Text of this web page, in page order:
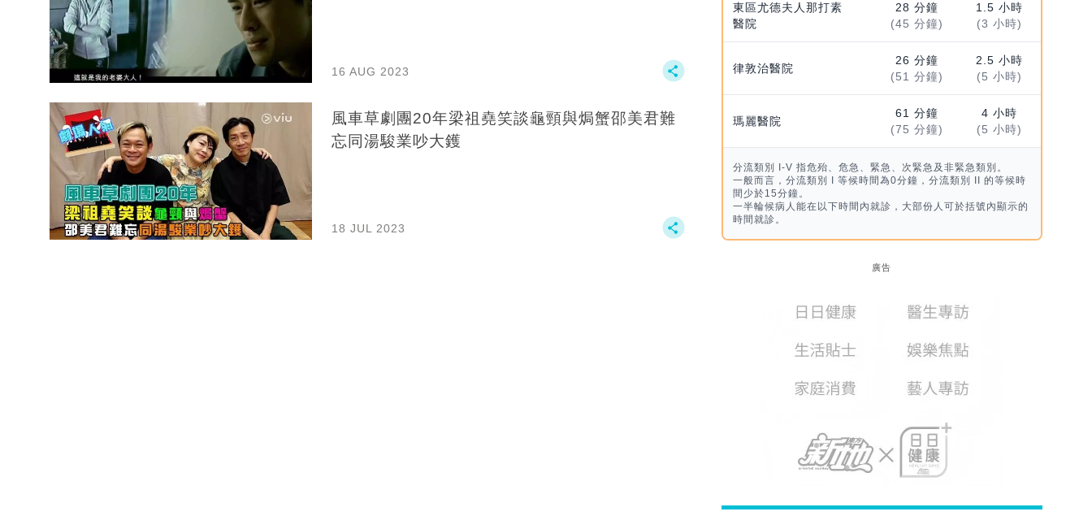
16 AUG 2023
風車草劇團20年梁祖堯笑談龜頸與焗蟹邵美君難
忘同湯駿業吵大鑊
18 JUL 2023
東區尤德夫人那打素
醫院
28 分鐘
(45 分鐘)
1.5 小時
(3 小時)
律敦治醫院
26 分鐘
(51 分鐘)
2.5 小時
(5 小時)
瑪麗醫院
61 分鐘
(75 分鐘)
4 小時
(5 小時)
分流類別 I-V 指危殆、危急、緊急、次緊急及非緊急類別。
一般而言，分流類別 I 等候時間為0分鐘，分流類別 II 的等候時
間少於15分鐘。
一半輪候病人能在以下時間內就診，大部份人可於括號內顯示的
時間就診。
廣告